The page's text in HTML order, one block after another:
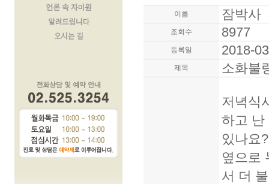
이름 잠박사
조회수 8977
등록일 2018-
제목 소화불
저녁식
하고 난
있나요?
옆으로
서 더